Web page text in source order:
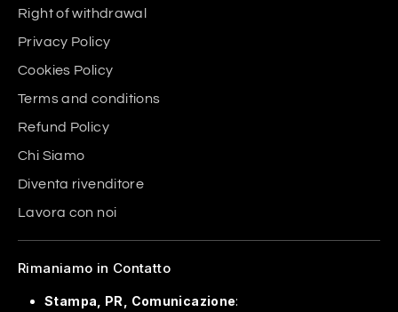
Right of withdrawal
Privacy Policy
Cookies Policy
Terms and conditions
Refund Policy
Chi Siamo
Diventa rivenditore
Lavora con noi
Rimaniamo in Contatto
Stampa, PR, Comunicazione: